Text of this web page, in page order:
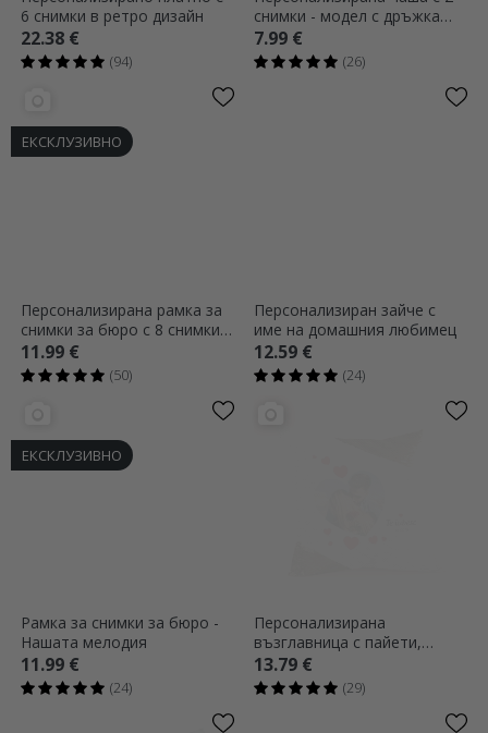
6 снимки в ретро дизайн
22.38 €
(94)
снимки - модел с дръжка
във формата на сърце
7.99 €
(26)
ЕКСКЛУЗИВНО
Персонализирана рамка за
снимки за бюро с 8 снимки и
текст - Щастливо завинаги
11.99 €
(50)
Персонализиран зайче с
име на домашния любимец
12.59 €
(24)
ЕКСКЛУЗИВНО
Рамка за снимки за бюро -
Нашата мелодия
11.99 €
(24)
Персонализирана
възглавница с пайети,
снимка и любовно послание
13.79 €
(29)